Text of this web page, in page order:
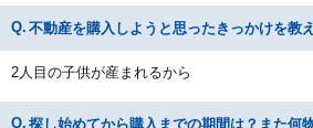
不動産を購入しようと思ったきっかけを教
2人目の子供が産まれるから
探し始めてから購入までの期間は？また何